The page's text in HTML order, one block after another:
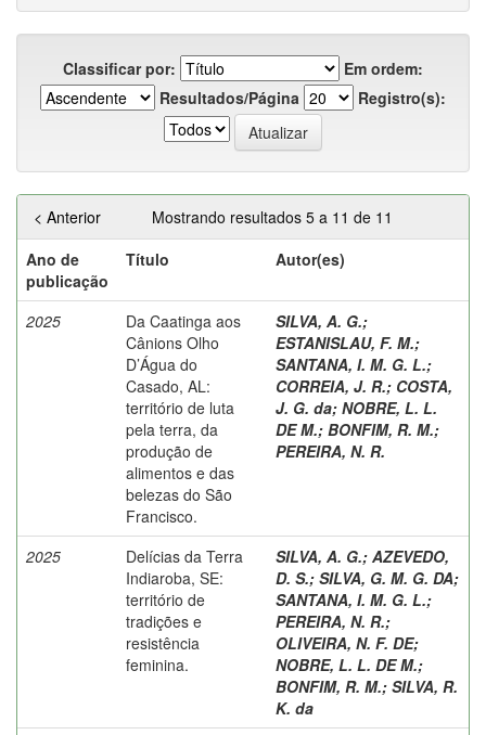
Classificar por:
Em ordem:
Resultados/Página
Registro(s):
Mostrando resultados 5 a 11 de 11
< Anterior
Ano de
publicação
Título Autor(es)
2025
Da Caatinga aos
Cânions Olho
D’Água do
Casado, AL:
território de luta
pela terra, da
produção de
alimentos e das
belezas do São
Francisco.
SILVA, A. G.;
ESTANISLAU, F. M.;
SANTANA, I. M. G. L.;
CORREIA, J. R.; COSTA,
J. G. da; NOBRE, L. L.
DE M.; BONFIM, R. M.;
PEREIRA, N. R.
2025
Delícias da Terra
Indiaroba, SE:
território de
tradições e
resistência
feminina.
SILVA, A. G.; AZEVEDO,
D. S.; SILVA, G. M. G. DA;
SANTANA, I. M. G. L.;
PEREIRA, N. R.;
OLIVEIRA, N. F. DE;
NOBRE, L. L. DE M.;
BONFIM, R. M.; SILVA, R.
K. da